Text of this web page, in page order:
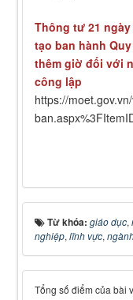
Thông tư 21
tạo ban hành
thêm giờ đối với
công lập
https://
Từ khóa:giáo dục,
nghiệp,lĩnh vực,
Tổng số điểm của bài